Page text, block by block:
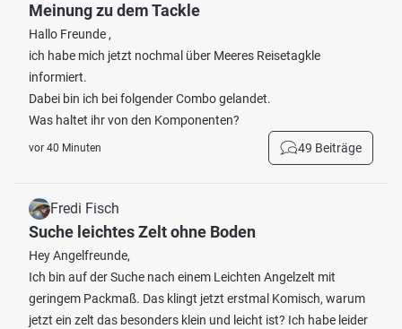
Meinung zu dem Tackle
Hallo Freunde ,
ich habe mich jetzt nochmal über Meeres Reisetagkle
informiert.
Dabei bin ich bei folgender Combo gelandet.
Was haltet ihr von den Komponenten?
vor 40 Minuten 49 Beiträge
Fredi Fisch
Suche leichtes Zelt ohne Boden
Hey Angelfreunde,
Ich bin auf der Suche nach einem Leichten Angelzelt mit
geringem Packmaß. Das klingt jetzt erstmal Komisch, warum
jetzt ein zelt das besonders klein und leicht ist? Ich habe leider